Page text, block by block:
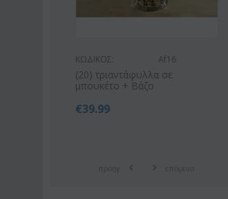
Af16
τριαντάφυλλα σε
+ Βάζο
ΚΩΔΙΚΟΣ:
Ροζ ή λευκό